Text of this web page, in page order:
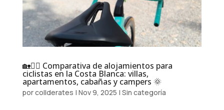
🏡🚴‍♂️ Comparativa de alojamientos para
ciclistas en la Costa Blanca: villas,
apartamentos, cabañas y campers 🌞
porcollderates | Nov 9, 2025 | Sin categoría